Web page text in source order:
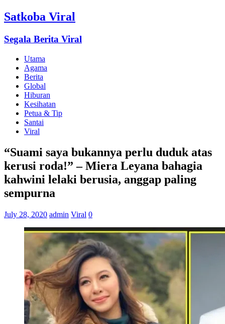
Satkoba Viral
Segala Berita Viral
Utama
Agama
Berita
Global
Hiburan
Kesihatan
Petua & Tip
Santai
Viral
“Suami saya bukannya perlu duduk atas
kerusi roda!” – Miera Leyana bahagia
kahwini lelaki berusia, anggap paling
sempurna
July 28, 2020 admin Viral 0